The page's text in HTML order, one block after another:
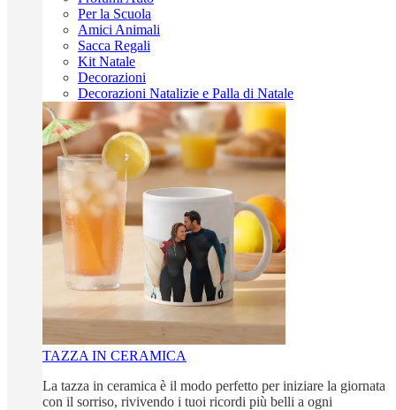
Per la Scuola
Amici Animali
Sacca Regali
Kit Natale
Decorazioni
Decorazioni Natalizie e Palla di Natale
TAZZA IN CERAMICA
La tazza in ceramica è il modo perfetto per iniziare la giornata
con il sorriso, rivivendo i tuoi ricordi più belli a ogni